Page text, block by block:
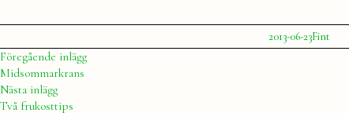
Publicerat
av
Julia
2013-06-23Publicerat
i
Fint
Inläggsnavigering
Föregående inläggFöregående
Midsommarkrans
Nästa inläggNästa
inlägg:
Två frukosttips